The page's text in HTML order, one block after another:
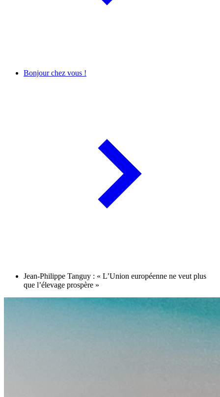
Bonjour chez vous !
Jean-Philippe Tanguy : « L’Union européenne ne veut plus
que l’élevage prospère »